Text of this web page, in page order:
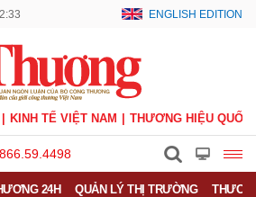
ENGLISH EDITION
KINH TẾ VIỆT NAM THƯƠNG HIỆU QUỐC
24H QUẢN LÝ THỊ TRƯỜNG